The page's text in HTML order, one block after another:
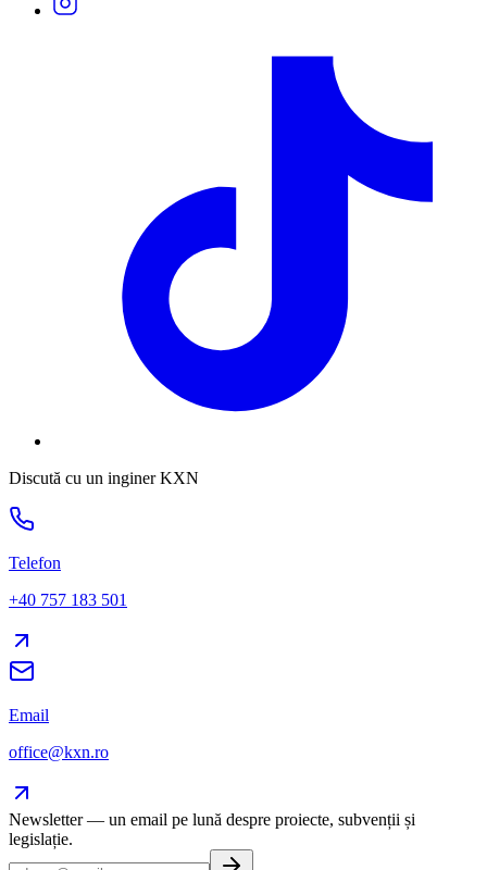
Discută cu un inginer KXN
Telefon
+40 757 183 501
Email
office@kxn.ro
Newsletter — un email pe lună despre proiecte, subvenții și
legislație.